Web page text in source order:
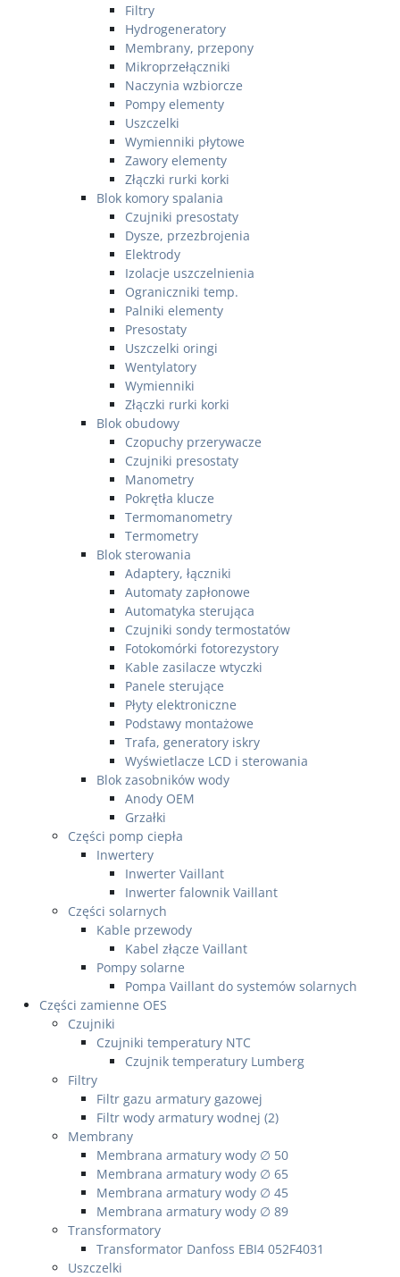
Filtry
Hydrogeneratory
Membrany, przepony
Mikroprzełączniki
Naczynia wzbiorcze
Pompy elementy
Uszczelki
Wymienniki płytowe
Zawory elementy
Złączki rurki korki
Blok komory spalania
Czujniki presostaty
Dysze, przezbrojenia
Elektrody
Izolacje uszczelnienia
Ograniczniki temp.
Palniki elementy
Presostaty
Uszczelki oringi
Wentylatory
Wymienniki
Złączki rurki korki
Blok obudowy
Czopuchy przerywacze
Czujniki presostaty
Manometry
Pokrętła klucze
Termomanometry
Termometry
Blok sterowania
Adaptery, łączniki
Automaty zapłonowe
Automatyka sterująca
Czujniki sondy termostatów
Fotokomórki fotorezystory
Kable zasilacze wtyczki
Panele sterujące
Płyty elektroniczne
Podstawy montażowe
Trafa, generatory iskry
Wyświetlacze LCD i sterowania
Blok zasobników wody
Anody OEM
Grzałki
Części pomp ciepła
Inwertery
Inwerter Vaillant
Inwerter falownik Vaillant
Części solarnych
Kable przewody
Kabel złącze Vaillant
Pompy solarne
Pompa Vaillant do systemów solarnych
Części zamienne OES
Czujniki
Czujniki temperatury NTC
Czujnik temperatury Lumberg
Filtry
Filtr gazu armatury gazowej
Filtr wody armatury wodnej (2)
Membrany
Membrana armatury wody ∅ 50
Membrana armatury wody ∅ 65
Membrana armatury wody ∅ 45
Membrana armatury wody ∅ 89
Transformatory
Transformator Danfoss EBI4 052F4031
Uszczelki